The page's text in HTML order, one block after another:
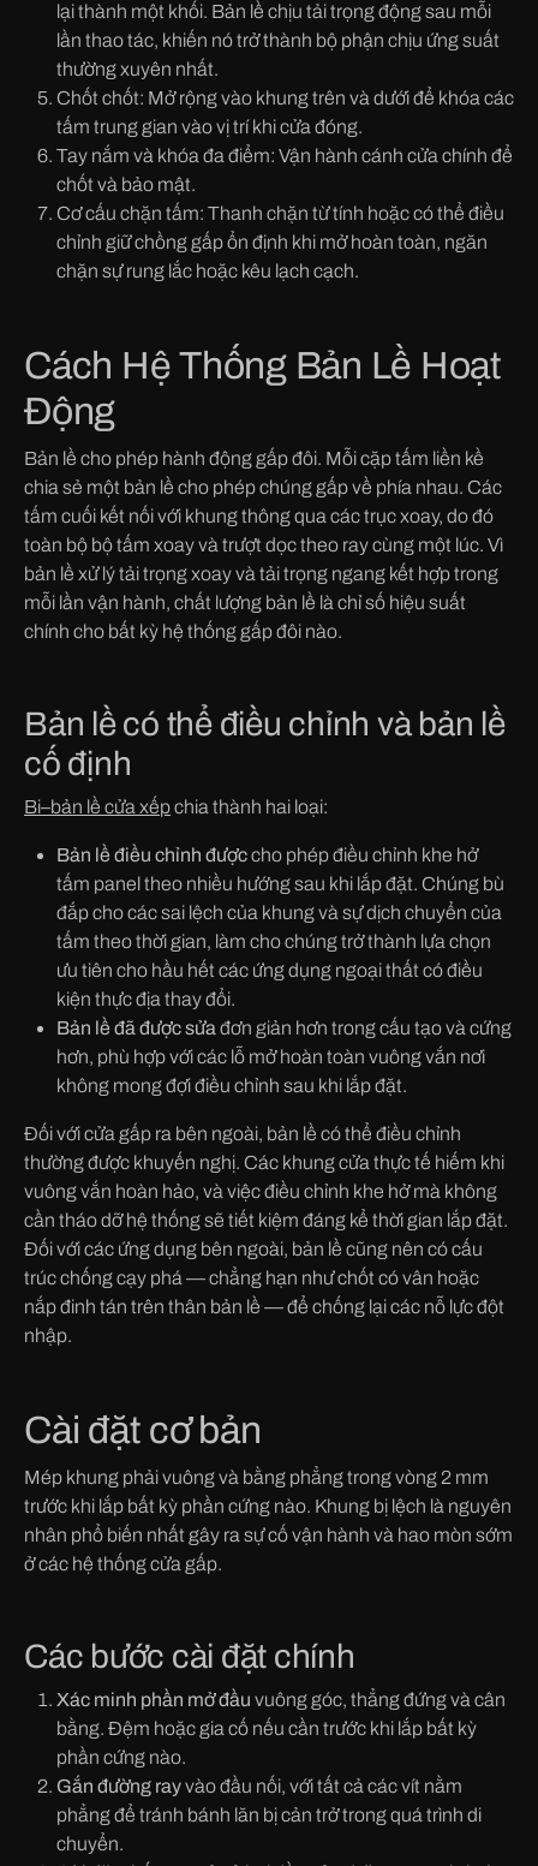
lại thành một khối. Bản lề chịu tải trọng động sau mỗi
lần thao tác, khiến nó trở thành bộ phận chịu ứng suất
thường xuyên nhất.
Chốt chốt: Mở rộng vào khung trên và dưới để khóa các
tấm trung gian vào vị trí khi cửa đóng.
Tay nắm và khóa đa điểm: Vận hành cánh cửa chính để
chốt và bảo mật.
Cơ cấu chặn tấm: Thanh chặn từ tính hoặc có thể điều
chỉnh giữ chồng gấp ổn định khi mở hoàn toàn, ngăn
chặn sự rung lắc hoặc kêu lạch cạch.
Cách Hệ Thống Bản Lề Hoạt
Động
Bản lề cho phép hành động gấp đôi. Mỗi cặp tấm liền kề
chia sẻ một bản lề cho phép chúng gấp về phía nhau. Các
tấm cuối kết nối với khung thông qua các trục xoay, do đó
toàn bộ bộ tấm xoay và trượt dọc theo ray cùng một lúc. Vì
bản lề xử lý tải trọng xoay và tải trọng ngang kết hợp trong
mỗi lần vận hành, chất lượng bản lề là chỉ số hiệu suất
chính cho bất kỳ hệ thống gấp đôi nào.
Bản lề có thể điều chỉnh và bản lề
cố định
Bi–bản lề cửa xếpchia thành hai loại:
Bản lề điều chỉnh đượccho phép điều chỉnh khe hở
tấm panel theo nhiều hướng sau khi lắp đặt. Chúng bù
đắp cho các sai lệch của khung và sự dịch chuyển của
tấm theo thời gian, làm cho chúng trở thành lựa chọn
ưu tiên cho hầu hết các ứng dụng ngoại thất có điều
kiện thực địa thay đổi.
Bản lề đã được sửa đơn giản hơn trong cấu tạo và cứng
hơn, phù hợp với các lỗ mở hoàn toàn vuông vắn nơi
không mong đợi điều chỉnh sau khi lắp đặt.
Đối với cửa gấp ra bên ngoài, bản lề có thể điều chỉnh
thường được khuyến nghị. Các khung cửa thực tế hiếm khi
vuông vắn hoàn hảo, và việc điều chỉnh khe hở mà không
cần tháo dỡ hệ thống sẽ tiết kiệm đáng kể thời gian lắp đặt.
Đối với các ứng dụng bên ngoài, bản lề cũng nên có cấu
trúc chống cạy phá — chẳng hạn như chốt có vân hoặc
nắp đinh tán trên thân bản lề — để chống lại các nỗ lực đột
nhập.
Cài đặt cơ bản
Mép khung phải vuông và bằng phẳng trong vòng 2 mm
trước khi lắp bất kỳ phần cứng nào. Khung bị lệch là nguyên
nhân phổ biến nhất gây ra sự cố vận hành và hao mòn sớm
ở các hệ thống cửa gấp.
Các bước cài đặt chính
Xác minh phần mở đầu vuông góc, thẳng đứng và cân
bằng. Đệm hoặc gia cố nếu cần trước khi lắp bất kỳ
phần cứng nào.
Gắn đường rayvào đầu nối, với tất cả các vít nằm
phẳng để tránh bánh lăn bị cản trở trong quá trình di
chuyển.